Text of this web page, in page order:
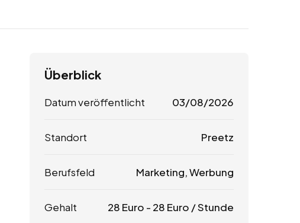
Überblick
Datum veröffentlicht 03/08/2026
Standort Preetz
Berufsfeld Marketing, Werbung
Gehalt 28 Euro - 28 Euro / Stunde